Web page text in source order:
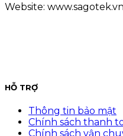
Website: www.sagotek.vn
HỖ TRỢ
Thông tin bảo mật
Chính sách thanh
Chính sách vận